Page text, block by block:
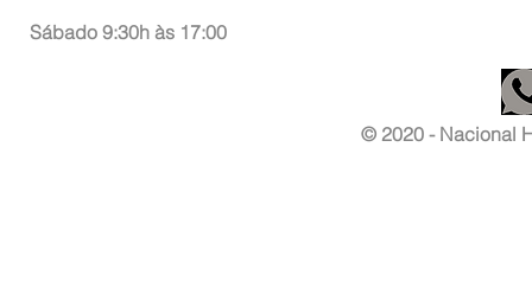
Sábado 9:30h às 17:00
© 2020 - Nacional